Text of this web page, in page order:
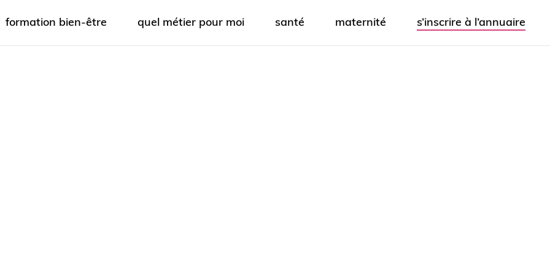
formation bien-être quel métier pour moi santé maternité s’inscrire à l’annuaire